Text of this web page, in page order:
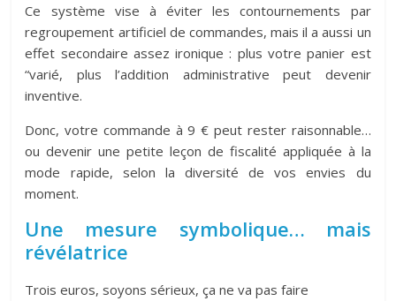
Ce système vise à éviter les contournements par
regroupement artificiel de commandes, mais il a aussi un
effet secondaire assez ironique : plus votre panier est
“varié, plus l’addition administrative peut devenir
inventive.
Donc, votre commande à 9 € peut rester raisonnable…
ou devenir une petite leçon de fiscalité appliquée à la
mode rapide, selon la diversité de vos envies du
moment.
Une mesure symbolique… mais
révélatrice
Trois euros, soyons sérieux, ça ne va pas faire